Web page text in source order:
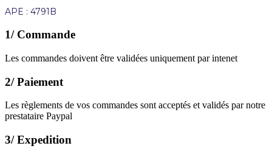
APE : 4791B
1/ Commande
Les commandes doivent être validées uniquement par intenet
2/ Paiement
Les règlements de vos commandes sont acceptés et validés par notre
prestataire Paypal
3/ Expedition